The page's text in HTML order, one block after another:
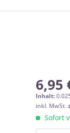
6,95
Inhalt:
inkl. MwSt.
Sofort